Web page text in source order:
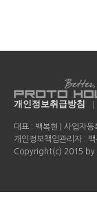
개인정보취급방침 |
대표 : 백복현 | 사업자
개인정보책임관리자 :
Copyright(c) 2015 by